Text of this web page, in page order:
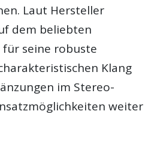
Laut Hersteller
dem beliebten
seine robuste
Klang
im Stereo-
weiter